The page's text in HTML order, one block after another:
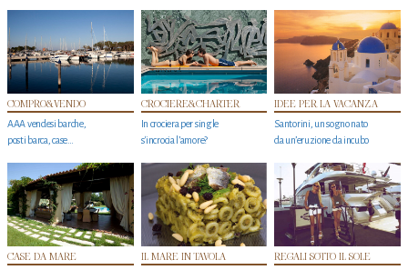
COMPRO&VENDO
AAA vendesi barche,
posti barca, case…
CROCIERE&CHARTER
In crociera per single
s'incrocia l’amore?
IDEE PER LA VACANZA
Santorini, un sogno nato
da un’eruzione da incubo
CASE DA MARE IL MARE IN TAVOLA REGALI SOTTO IL SOLE